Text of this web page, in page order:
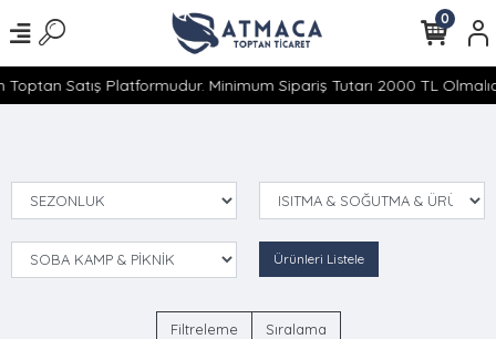
Satış Platformudur. Minimum Sipariş Tutarı 2000 TL
0
Ürünleri Listele
Filtreleme Sıralama